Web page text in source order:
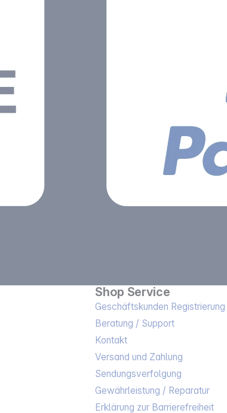
Shop Service
Geschäftskunden Registrierung
Beratung / Support
Kontakt
Versand und Zahlung
Sendungsverfolgung
Gewährleistung / Reparatur
Erklärung zur Barrierefreiheit